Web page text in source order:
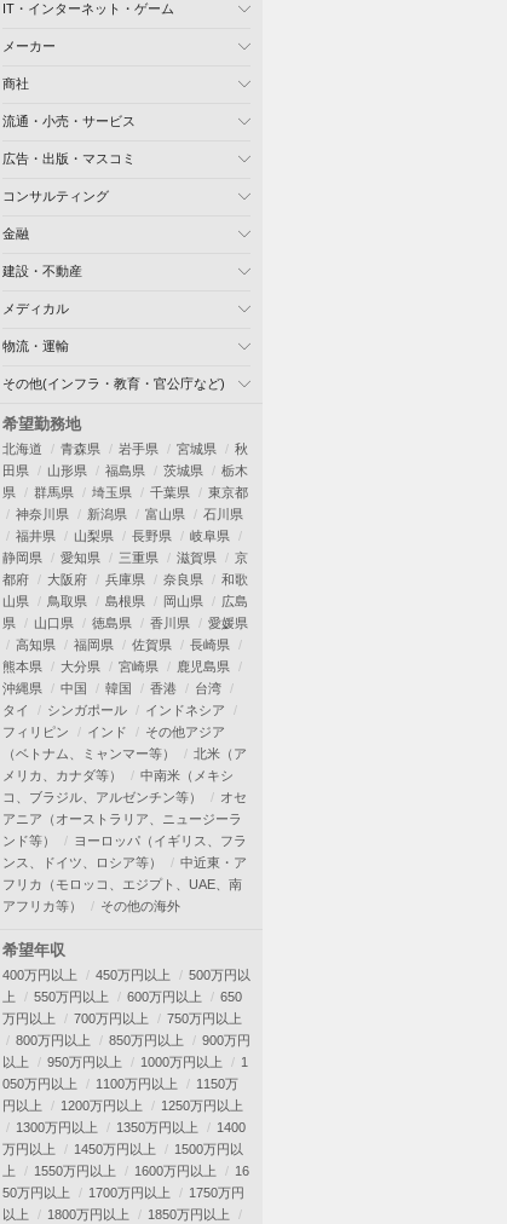
IT・インターネット・ゲーム
メーカー
商社
流通・小売・サービス
広告・出版・マスコミ
コンサルティング
金融
建設・不動産
メディカル
物流・運輸
その他(インフラ・教育・官公庁など)
希望勤務地
北海道 青森県 岩手県 宮城県
秋
田県
山形県 福島県 茨城県
栃木
県
群馬県 埼玉県 千葉県
東京都
神奈川県
新潟県 富山県
石川県
福井県
山梨県 長野県
岐阜県
静岡県
愛知県 三重県 滋賀県
京
都府
大阪府 兵庫県 奈良県
和歌
山県
鳥取県 島根県 岡山県
広島
県
山口県 徳島県 香川県
愛媛県
高知県
福岡県 佐賀県
長崎県
熊本県
大分県 宮崎県
鹿児島県
沖縄県
中国 韓国 香港
台湾
タイ
シンガポール
インドネシア
フィリピン
インド
その他アジア
（ベトナム、ミャンマー等）
北米（ア
メリカ、カナダ等）
中南米（メキシ
コ、ブラジル、アルゼンチン等）
オセ
アニア（オーストラリア、ニュージーラ
ンド等）
ヨーロッパ（イギリス、フラ
ンス、ドイツ、ロシア等）
中近東・ア
フリカ（モロッコ、エジプト、UAE、南
アフリカ等）
その他の海外
希望年収
400万円以上 450万円以上
500万円以
上
550万円以上 600万円以上
650
万円以上
700万円以上
750万円以上
800万円以上
850万円以上
900万円
以上
950万円以上 1000万円以上
1
050万円以上
1100万円以上
1150万
円以上
1200万円以上
1250万円以上
1300万円以上
1350万円以上
1400
万円以上
1450万円以上
1500万円以
上
1550万円以上 1600万円以上
16
50万円以上
1700万円以上
1750万円
以上
1800万円以上
1850万円以上